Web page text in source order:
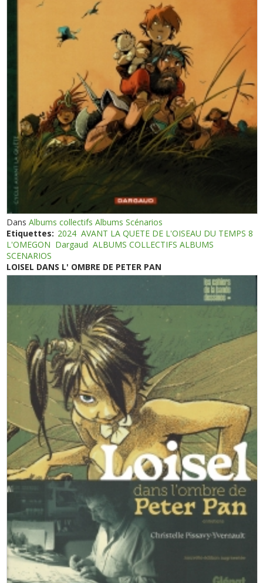
DansAlbums collectifs Albums Scénarios
Etiquettes: 2024 AVANT LA QUETE DE L'OISEAU DU TEMPS 8
L'OMEGON Dargaud ALBUMS COLLECTIFS ALBUMS
SCENARIOS
LOISEL DANS L' OMBRE DE PETER PAN